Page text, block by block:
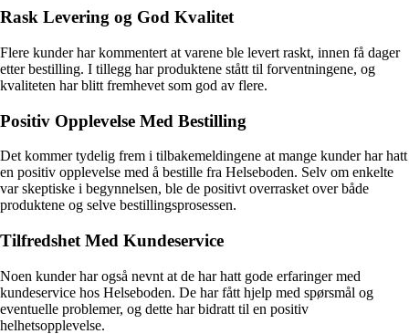
Rask Levering og God Kvalitet
Flere kunder har kommentert at varene ble levert raskt, innen få dager
etter bestilling. I tillegg har produktene stått til forventningene, og
kvaliteten har blitt fremhevet som god av flere.
Positiv Opplevelse Med Bestilling
Det kommer tydelig frem i tilbakemeldingene at mange kunder har hatt
en positiv opplevelse med å bestille fra Helseboden. Selv om enkelte
var skeptiske i begynnelsen, ble de positivt overrasket over både
produktene og selve bestillingsprosessen.
Tilfredshet Med Kundeservice
Noen kunder har også nevnt at de har hatt gode erfaringer med
kundeservice hos Helseboden. De har fått hjelp med spørsmål og
eventuelle problemer, og dette har bidratt til en positiv
helhetsopplevelse.